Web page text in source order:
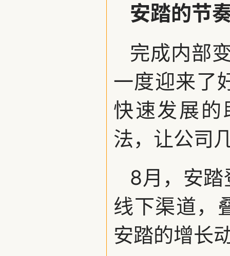
安踏的节
完成内部
一度迎来了
快速发展
法，让公司
8月，安
线下渠道，
安踏的增长